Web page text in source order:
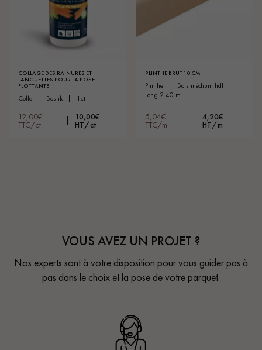
COLLAGE DES RAINURES ET
LANGUETTES POUR LA POSE
FLOTTANTE
colle bostik 1ct
12,00€
TTC/ct
10,00€
HT/ct
PLINTHE BRUT 10 CM
plinthe
bois médium hdf
long 2.40 m
5,04€
TTC/m
4,20€
HT/m
VOUS AVEZ UN PROJET ?
Nos experts sont à votre disposition pour vous guider pas à
pas dans le choix et la pose de votre parquet.